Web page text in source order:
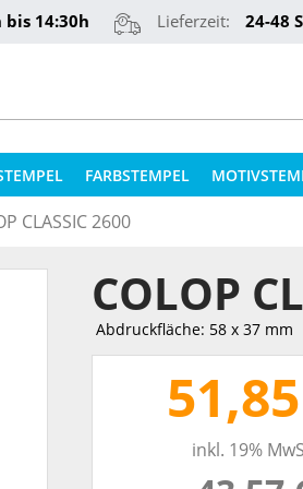
14:30h Lieferzeit: 24-48
FARBSTEMPEL
STEMPELKISSEN
NACH TYPEN
NACH GRÖSSE
FÜR HOLZSTEMPEL
CLASSIC 2600
COLOP
Abdruckfläche: 58 x 37 mm
inkl. 19%